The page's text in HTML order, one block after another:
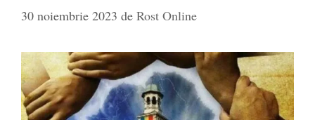
30 noiembrie 2023 de Rost Online